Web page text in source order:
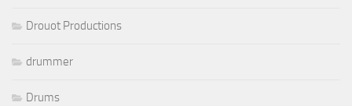
Drouot Productions
drummer
Drums